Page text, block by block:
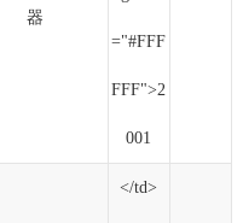
器
="#FFF
FFF">2
001
</td>